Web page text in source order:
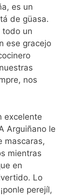
es un
de güasa.
todo un
ese gracejo
nos
excelente
Arguiñano le
mascaras,
mientras
en
Lo
perejíl,